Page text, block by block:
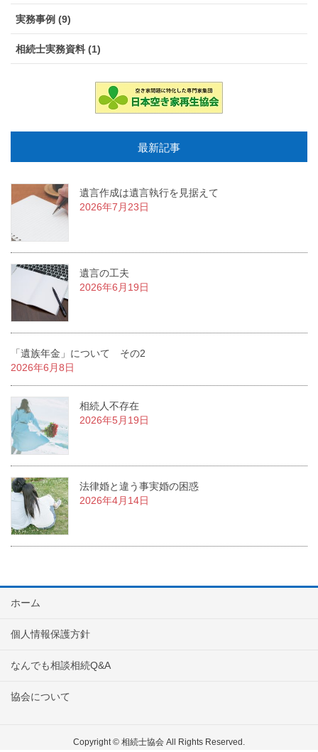
実務事例 (9)
相続士実務資料 (1)
最新記事
遺言作成は遺言執行を見据えて
2026年7月23日
遺言の工夫
2026年6月19日
「遺族年金」について その2
2026年6月8日
相続人不存在
2026年5月19日
法律婚と違う事実婚の困惑
2026年4月14日
ホーム
個人情報保護方針
なんでも相談相続Q&A
協会について
Copyright © 相続士協会 All Rights Reserved.